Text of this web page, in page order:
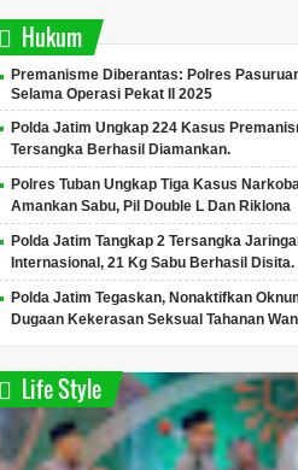
Hukum
Premanisme Diberantas: Polres
Selama Operasi Pekat II 2025
Polda Jatim Ungkap 224 Kasus
Tersangka Berhasil Diamankan.
Polres Tuban Ungkap Tiga Kasus
Amankan Sabu, Pil Double L Dan Riklona
Polda Jatim Tangkap 2 Tersangka
Internasional, 21 Kg Sabu Berhasil Disita.
Polda Jatim Tegaskan, Nonaktifkan
Dugaan Kekerasan Seksual Tahanan
Life Style